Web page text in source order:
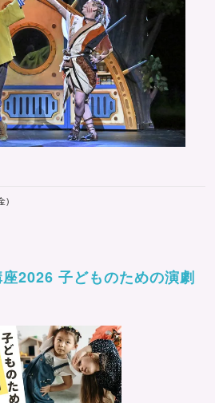
)
2026 子どものための演劇